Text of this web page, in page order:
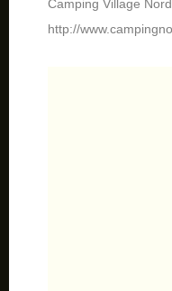
Camping Village
http://